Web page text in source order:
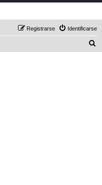
Identificarse
Registrarse